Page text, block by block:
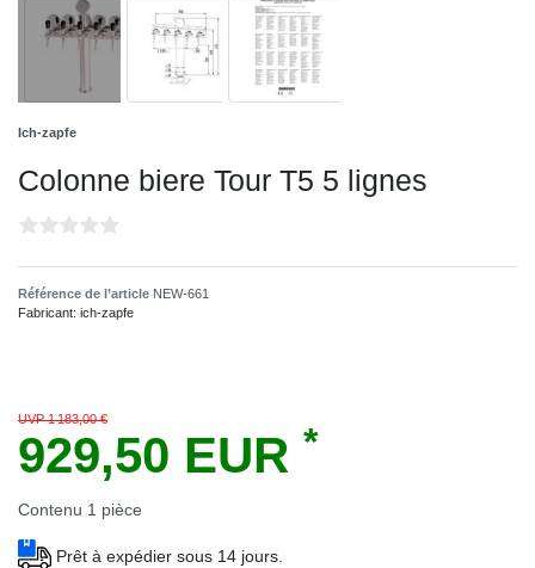
Ich-zapfe
Colonne biere Tour T5 5 lignes
Référence de l’article NEW-661
Fabricant: ich-zapfe
UVP 1 183,00 €
929,50 EUR *
Contenu 1 pièce
Prêt à expédier sous 14 jours.